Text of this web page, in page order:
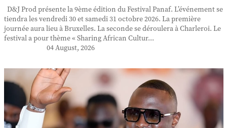
D&J Prod présente la 9ème édition du Festival Panaf. L’événement se
tiendra les vendredi 30 et samedi 31 octobre 2026. La première
journée aura lieu à Bruxelles. La seconde se déroulera à Charleroi. Le
festival a pour thème « Sharing African Cultur...
04 August, 2026